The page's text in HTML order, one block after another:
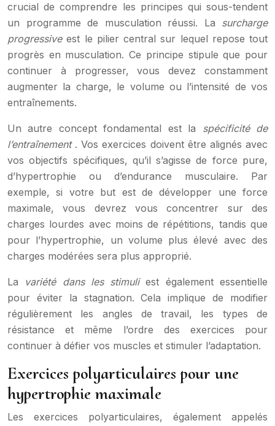
crucial de comprendre les principes qui sous-tendent
un programme de musculation réussi. La surcharge
progressiveest le pilier central sur lequel repose tout
progrès en musculation. Ce principe stipule que pour
continuer à progresser, vous devez constamment
augmenter la charge, le volume ou l’intensité de vos
entraînements.
Un autre concept fondamental est la spécificité de
l’entraînement . Vos exercices doivent être alignés avec
vos objectifs spécifiques, qu’il s’agisse de force pure,
d’hypertrophie ou d’endurance musculaire. Par
exemple, si votre but est de développer une force
maximale, vous devrez vous concentrer sur des
charges lourdes avec moins de répétitions, tandis que
pour l’hypertrophie, un volume plus élevé avec des
charges modérées sera plus approprié.
La variété dans les stimuliest également essentielle
pour éviter la stagnation. Cela implique de modifier
régulièrement les angles de travail, les types de
résistance et même l’ordre des exercices pour
continuer à défier vos muscles et stimuler l’adaptation.
Exercices polyarticulaires pour une
hypertrophie maximale
Les exercices polyarticulaires, également appelés